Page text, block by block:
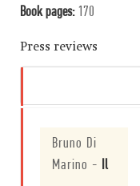
Book pages: 170
Press reviews
Bruno Di
Marino - Il